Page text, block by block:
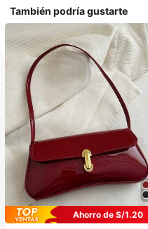
También podría gustarte
Ahorro de S/1.20